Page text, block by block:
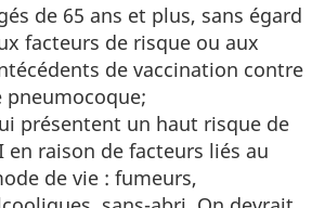
de 65 ans et plus, sans égard
facteurs de risque ou aux
de vaccination contre
pneumocoque;
présentent un haut risque de
en raison de facteurs liés au
de vie : fumeurs,